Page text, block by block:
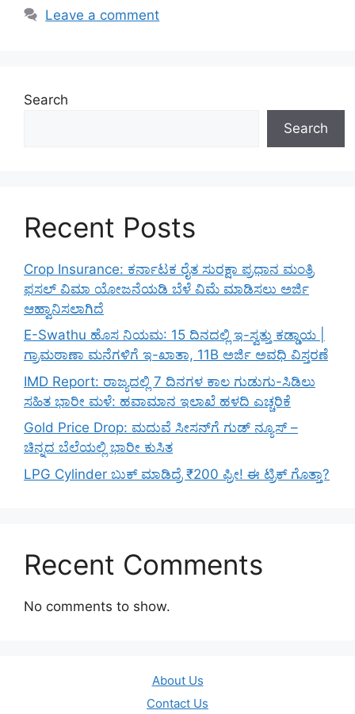
Leave a comment
Search
Search
Recent Posts
Crop Insurance: ಕರ್ನಾಟಕ ರೈತ ಸುರಕ್ಷಾ ಪ್ರಧಾನ ಮಂತ್ರಿ
ಫಸಲ್ ವಿಮಾ ಯೋಜನೆಯಡಿ ಬೆಳೆ ವಿಮೆ ಮಾಡಿಸಲು ಅರ್ಜಿ
ಆಹ್ವಾನಿಸಲಾಗಿದೆ
E-Swathu ಹೊಸ ನಿಯಮ: 15 ದಿನದಲ್ಲಿ ಇ-ಸ್ವತ್ತು ಕಡ್ಡಾಯ |
ಗ್ರಾಮಠಾಣಾ ಮನೆಗಳಿಗೆ ಇ-ಖಾತಾ, 11B ಅರ್ಜಿ ಅವಧಿ ವಿಸ್ತರಣೆ
IMD Report: ರಾಜ್ಯದಲ್ಲಿ 7 ದಿನಗಳ ಕಾಲ ಗುಡುಗು-ಸಿಡಿಲು
ಸಹಿತ ಭಾರೀ ಮಳೆ: ಹವಾಮಾನ ಇಲಾಖೆ ಹಳದಿ ಎಚ್ಚರಿಕೆ
Gold Price Drop: ಮದುವೆ ಸೀಸನ್‌ಗೆ ಗುಡ್ ನ್ಯೂಸ್ –
ಚಿನ್ನದ ಬೆಲೆಯಲ್ಲಿ ಭಾರೀ ಕುಸಿತ
LPG Cylinder ಬುಕ್ ಮಾಡಿದ್ರೆ ₹200 ಫ್ರೀ! ಈ ಟ್ರಿಕ್ ಗೊತ್ತಾ?
Recent Comments
No comments to show.
About Us
Contact Us